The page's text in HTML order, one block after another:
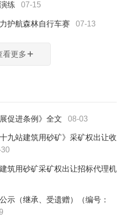
练 07-15
护航森林自行车赛 07-13
看更多
促进条例》全文 08-03
九站建筑用砂矿》采矿权出让收
筑用砂矿采矿权出让招标代理机
示（继承、受遗赠）（编号：